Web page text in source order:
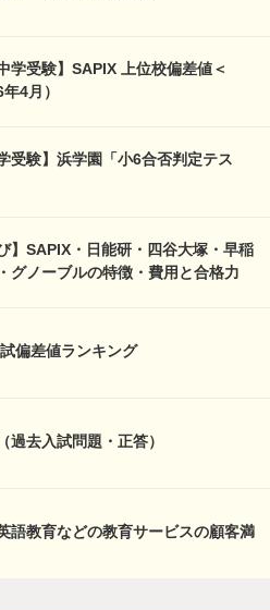
学受験】SAPIX 上位校偏差値＜
4月）
受験】浜学園「小6合否判定テス
】SAPIX・日能研・四谷大塚・早稲
グノーブルの特徴・費用と合格力
偏差値ランキング
過去入試問題・正答）
語教育などの教育サービスの顧客満